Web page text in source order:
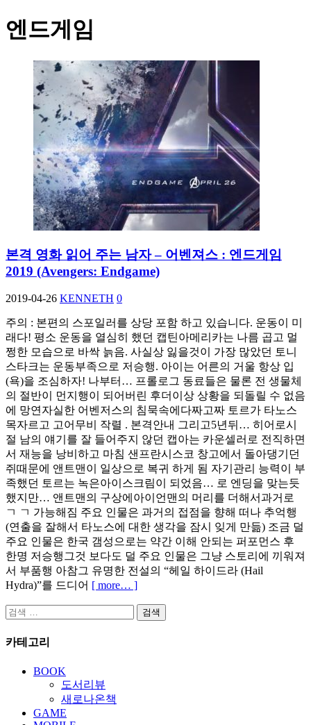
엔드게임
본격 영화 읽어 주는 남자 – 어벤져스 : 엔드게임
2019 (Avengers: Endgame)
2019-04-26 KENNETH 0
주의 : 본편의 스포일러를 상당 포함 하고 있습니다. 운동이 미
래다! 평소 운동을 열심히 했던 캡틴아메리카는 나름 곱고 멀
쩡한 모습으로 바싹 늙음. 사실상 잃을것이 가장 많았던 토니
스타크는 운동부족으로 저승행. 아이는 어른의 거울 항상 입
(욕)을 조심하자! 나부터… 프롤로그 동료들은 물론 전 생물체
의 절반이 먼지행이 되어버린 후더이상 상황을 되돌릴 수 없음
에 망연자실한 어벤저스의 침묵속에다짜고짜 토르가 타노스
목자르고 고어무비 작렬 . 본격안내 그리고5년뒤… 히어로시
절 남의 얘기를 잘 들어주지 않던 캡아는 카운셀러로 전직하면
서 재능을 낭비하고 마침 샌프란시스코 창고에서 돌아댕기던
쥐때문에 앤트맨이 일상으로 복귀 하게 됨 자기관리 능력이 부
족했던 토르는 녹은아이스크림이 되었음… 로 엔딩을 맞는듯
했지만… 앤트맨의 구상에아이언맨의 머리를 더해서과거로
ㄱ ㄱ 가능해짐 주요 인물은 과거의 접점을 향해 떠나 추억행
(연출을 잘해서 타노스에 대한 생각을 잠시 잊게 만듦) 조금 덜
주요 인물은 한국 갬성으로는 약간 이해 안되는 퍼포먼스 후
한명 저승행그것 보다도 덜 주요 인물은 그냥 스토리에 끼워져
서 부품행 아참그 유명한 전설의 “헤일 하이드라 (Hail
Hydra)”를 드디어 [ more… ]
검
카테고리
BOOK
도서리뷰
새로나온책
GAME